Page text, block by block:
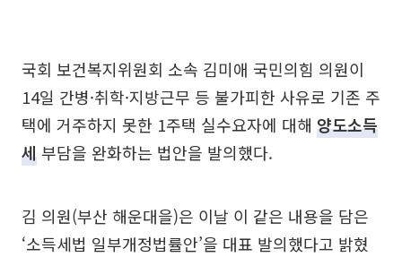
국회 보건복지위원회 소속 김미애 국민의힘 의원이
14일 간병·취학·지방근무 등 불가피한 사유로 기존 주
택에 거주하지 못한 1주택 실수요자에 대해 양도소득
세 부담을 완화하는 법안을 발의했다.
김 의원(부산 해운대을)은 이날 이 같은 내용을 담은
‘소득세법 일부개정법률안’을 대표 발의했다고 밝혔